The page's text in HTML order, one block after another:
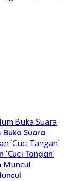
Buka Suara
`Cuci Tangan`